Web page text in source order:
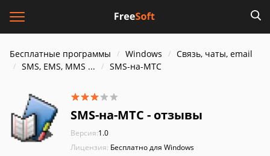
Бесплатные программы Windows
Связь, чаты, email
SMS, EMS, MMS ...
SMS-на-МТС
SMS-на-МТС - отзывы
Версия:1.0
Лицензия: Бесплатно для Windows